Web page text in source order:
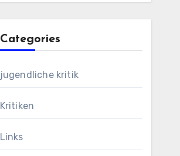
Categories
jugendliche kritik
Kritiken
Links